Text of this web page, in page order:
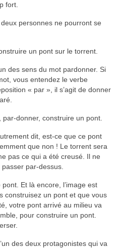
fort.
personnes ne pourront se
un pont sur le torrent.
des sens du mot pardonner. Si
vous entendez le verbe
« par », il s’agit de donner
donner, construire un pont.
dit, est-ce que ce pont
que non ! Le torrent sera
pas ce qui a été creusé. Il ne
passer par-dessus.
Et là encore, l’image est
construisez un pont et que vous
votre pont arrivé au milieu va
pour construire un pont.
des deux protagonistes qui va